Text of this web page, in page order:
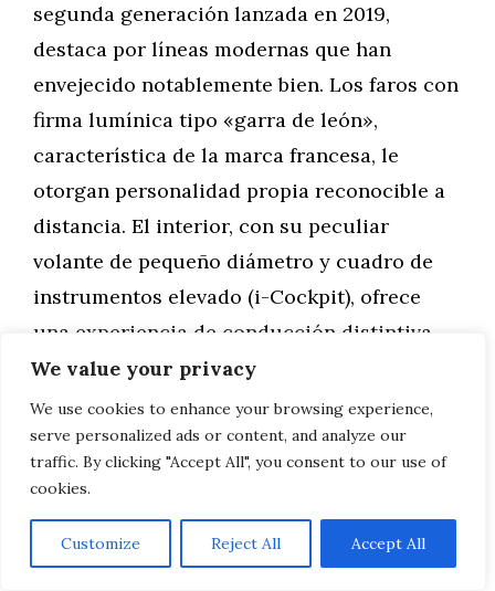
We value your privacy
We use cookies to enhance your browsing experience,
serve personalized ads or content, and analyze our
traffic. By clicking "Accept All", you consent to our use of
cookies.
Customize Reject All Accept All
segunda generación lanzada en 2019,
destaca por líneas modernas que han
envejecido notablemente bien. Los faros con
firma lumínica tipo «garra de león»,
característica de la marca francesa, le
otorgan personalidad propia reconocible a
distancia. El interior, con su peculiar
volante de pequeño diámetro y cuadro de
instrumentos elevado (i-Cockpit), ofrece
una experiencia de conducción distintiva
que o se ama o se rechaza, pero que
indudablemente no deja indiferente.
Más allá de aspectos estéticos, el 2008
longitud contenida (4,30 metros) facilita
maniobras en aparcamientos urbanos,